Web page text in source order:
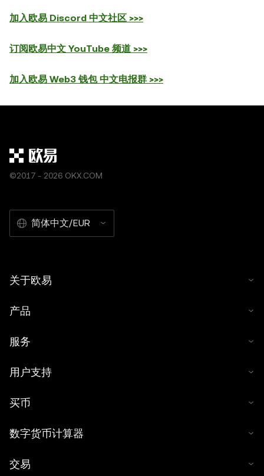
加入欧易 Discord 中文社区 >>>
订阅欧易中文 YouTube 频道 >>>
加入欧易 Web3 钱包 中文电报群 >>>
©2017 - 2026 OKX.COM
简体中文/EUR
关于欧易
产品
服务
用户支持
买币
数字货币计算器
交易